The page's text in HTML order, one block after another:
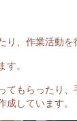
、作業活動を
す。
てもらったり、
成しています。